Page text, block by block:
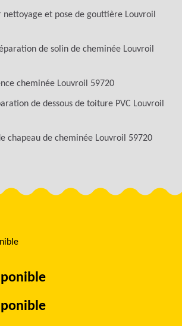
nettoyage et pose de gouttière Louvroil
de solin de cheminée Louvroil
cheminée Louvroil 59720
de dessous de toiture PVC Louvroil
chapeau de cheminée Louvroil 59720